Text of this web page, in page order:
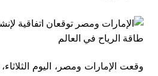
وقعت الإمارات ومصر، اليوم